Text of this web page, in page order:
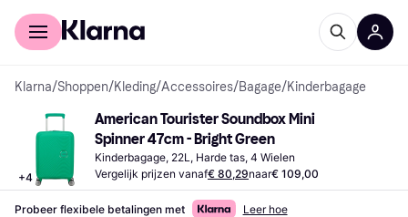
Voor shoppers
Klarna/Shoppen/Kleding/Accessoires/Bagage/Kinderbagage
+4
American Tourister Soundbox Mini
Spinner 47cm - Bright Green
Kinderbagage, 22L, Harde tas, 4 Wielen
Vergelijk prijzen vanaf€ 80,29naar€ 109,00
Probeer flexibele betalingen met Leer hoe